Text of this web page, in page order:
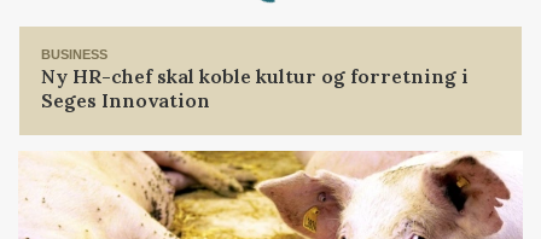
BUSINESS
Ny HR-chef skal koble kultur og forretning i
Seges Innovation